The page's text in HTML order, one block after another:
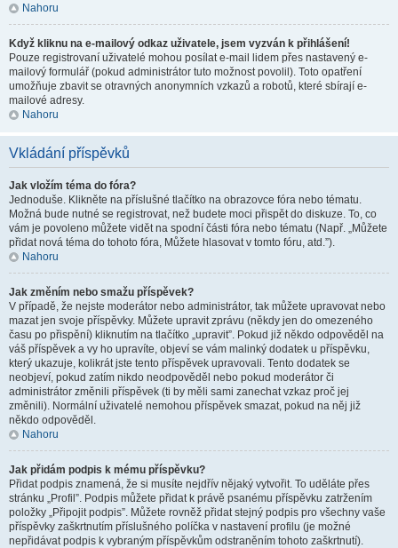
Nahoru
Když kliknu na e-mailový odkaz uživatele, jsem vyzván k přihlášení!
Pouze registrovaní uživatelé mohou posílat e-mail lidem přes nastavený e-
mailový formulář (pokud administrátor tuto možnost povolil). Toto opatření
umožňuje zbavit se otravných anonymních vzkazů a robotů, které sbírají e-
mailové adresy.
Nahoru
Vkládání příspěvků
Jak vložím téma do fóra?
Jednoduše. Klikněte na příslušné tlačítko na obrazovce fóra nebo tématu.
Možná bude nutné se registrovat, než budete moci přispět do diskuze. To, co
vám je povoleno můžete vidět na spodní části fóra nebo tématu (Např. „Můžete
přidat nová téma do tohoto fóra, Můžete hlasovat v tomto fóru, atd.”).
Nahoru
Jak změním nebo smažu příspěvek?
V případě, že nejste moderátor nebo administrátor, tak můžete upravovat nebo
mazat jen svoje příspěvky. Můžete upravit zprávu (někdy jen do omezeného
času po přispění) kliknutím na tlačítko „upravit”. Pokud již někdo odpověděl na
váš příspěvek a vy ho upravíte, objeví se vám malinký dodatek u příspěvku,
který ukazuje, kolikrát jste tento příspěvek upravovali. Tento dodatek se
neobjeví, pokud zatím nikdo neodpověděl nebo pokud moderátor či
administrátor změnili příspěvek (ti by měli sami zanechat vzkaz proč jej
změnili). Normální uživatelé nemohou příspěvek smazat, pokud na něj již
někdo odpověděl.
Nahoru
Jak přidám podpis k mému příspěvku?
Přidat podpis znamená, že si musíte nejdřív nějaký vytvořit. To uděláte přes
stránku „Profil”. Podpis můžete přidat k právě psanému příspěvku zatržením
položky „Připojit podpis”. Můžete rovněž přidat stejný podpis pro všechny vaše
příspěvky zaškrtnutím příslušného políčka v nastavení profilu (je možné
nepřidávat podpis k vybraným příspěvkům odstraněním tohoto zaškrtnutí).